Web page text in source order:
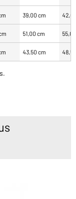
39,00 cm
51,00 cm
43,50 cm